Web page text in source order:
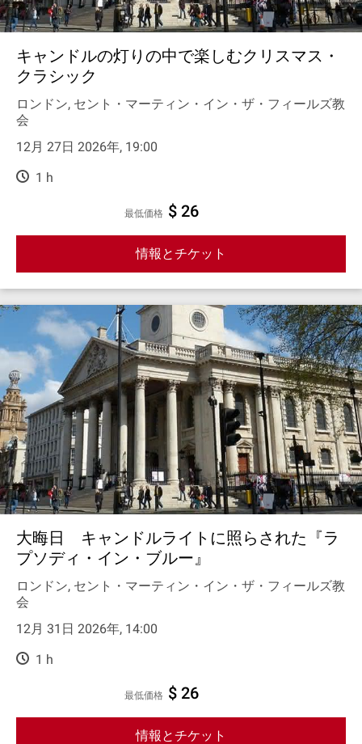
キャンドルの灯りの中で楽しむクリスマス・
クラシック
ロンドン, セント・マーティン・イン・ザ・フィールズ教
会
12月 27日 2026年, 19:00
1 h
最低価格 $ 26
情報とチケット
大晦日 キャンドルライトに照らされた『ラ
プソディ・イン・ブルー』
ロンドン, セント・マーティン・イン・ザ・フィールズ教
会
12月 31日 2026年, 14:00
1 h
最低価格 $ 26
情報とチケット